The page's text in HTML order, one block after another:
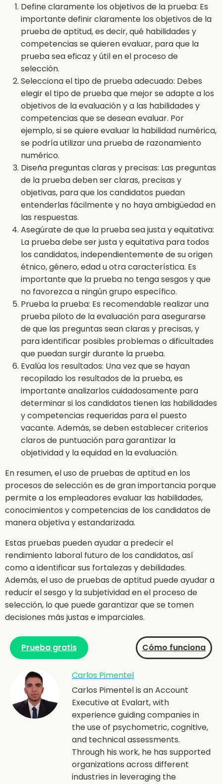
Define claramente los objetivos de la prueba: Es
importante definir claramente los objetivos de la
prueba de aptitud, es decir, qué habilidades y
competencias se quieren evaluar, para que la
prueba sea eficaz y útil en el proceso de
selección.
Selecciona el tipo de prueba adecuado: Debes
elegir el tipo de prueba que mejor se adapte a los
objetivos de la evaluación y a las habilidades y
competencias que se desean evaluar. Por
ejemplo, si se quiere evaluar la habilidad numérica,
se podría utilizar una prueba de razonamiento
numérico.
Diseña preguntas claras y precisas: Las preguntas
de la prueba deben ser claras, precisas y
objetivas, para que los candidatos puedan
entenderlas fácilmente y no haya ambigüedad en
las respuestas.
Asegúrate de que la prueba sea justa y equitativa:
La prueba debe ser justa y equitativa para todos
los candidatos, independientemente de su origen
étnico, género, edad u otra característica. Es
importante que la prueba no tenga sesgos y que
no favorezca a ningún grupo específico.
Prueba la prueba: Es recomendable realizar una
prueba piloto de la evaluación para asegurarse
de que las preguntas sean claras y precisas, y
para identificar posibles problemas o dificultades
que puedan surgir durante la prueba.
Evalúa los resultados: Una vez que se hayan
recopilado los resultados de la prueba, es
importante analizarlos cuidadosamente para
determinar si los candidatos tienen las habilidades
y competencias requeridas para el puesto
vacante. Además, se deben establecer criterios
claros de puntuación para garantizar la
objetividad y la equidad en la evaluación.
En resumen, el uso de pruebas de aptitud en los
procesos de selección es de gran importancia porque
permite a los empleadores evaluar las habilidades,
conocimientos y competencias de los candidatos de
manera objetiva y estandarizada.
Estas pruebas pueden ayudar a predecir el
rendimiento laboral futuro de los candidatos, así
como a identificar sus fortalezas y debilidades.
Además, el uso de pruebas de aptitud puede ayudar a
reducir el sesgo y la subjetividad en el proceso de
selección, lo que puede garantizar que se tomen
decisiones más justas e imparciales.
Prueba gratis Cómo funciona
Carlos Pimentel
Carlos Pimentel is an Account
Executive at Evalart, with
experience guiding companies in
the use of psychometric, cognitive,
and technical assessments.
Through his work, he has supported
organizations across different
industries in leveraging the